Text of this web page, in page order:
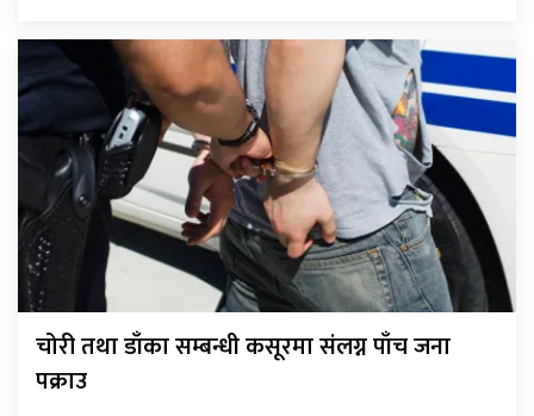
चोरी तथा डाँका सम्बन्धी कसूरमा संलग्न पाँच जना
पक्राउ